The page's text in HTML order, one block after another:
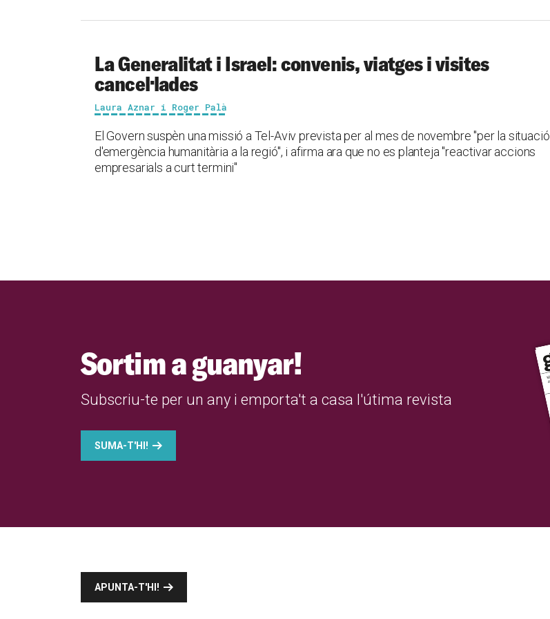
La Generalitat i Israel: convenis, viatges i visites
cancel·lades
Laura Aznar i Roger Palà
El Govern suspèn una missió a Tel-Aviv prevista per al mes de novembre "per la situació
d'emergència humanitària a la regió", i afirma ara que no es planteja "reactivar accions
empresarials a curt termini"
Sortim a guanyar!
Subscriu-te per un any i emporta't a casa l'útima revista
SUMA-T'HI!
APUNTA-T'HI!